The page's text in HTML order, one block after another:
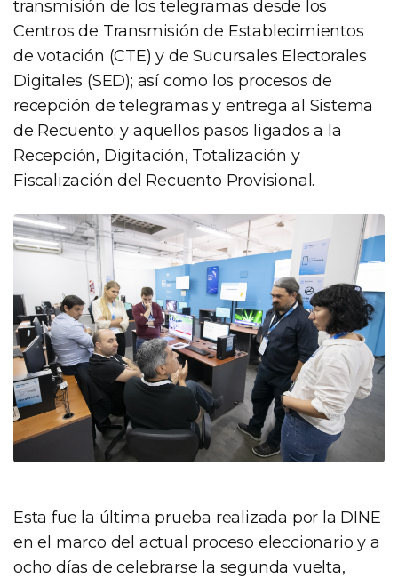
transmisión de los telegramas desde los
Centros de Transmisión de Establecimientos
de votación (CTE) y de Sucursales Electorales
Digitales (SED); así como los procesos de
recepción de telegramas y entrega al Sistema
de Recuento; y aquellos pasos ligados a la
Recepción, Digitación, Totalización y
Fiscalización del Recuento Provisional.
Esta fue la última prueba realizada por la DINE
en el marco del actual proceso eleccionario y a
ocho días de celebrarse la segunda vuelta,